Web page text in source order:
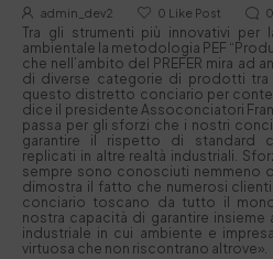
admin_dev2 0 Like Post 0
Tra gli strumenti più innovativi per
ambientale la metodologia PEF
che nell’ambito del PREFER mira ad
di diverse categorie di prodotti tra
questo distretto conciario per
dice il presidente Assoconciatori
passa per gli sforzi che i nostri
garantire il rispetto di standard
replicati in altre realtà industriali.
sempre sono conosciuti nemmeno
dimostra il fatto che numerosi
conciario toscano da tutto il
nostra capacità di garantire insieme
industriale in cui ambiente e
virtuosa che non riscontrano altrove».